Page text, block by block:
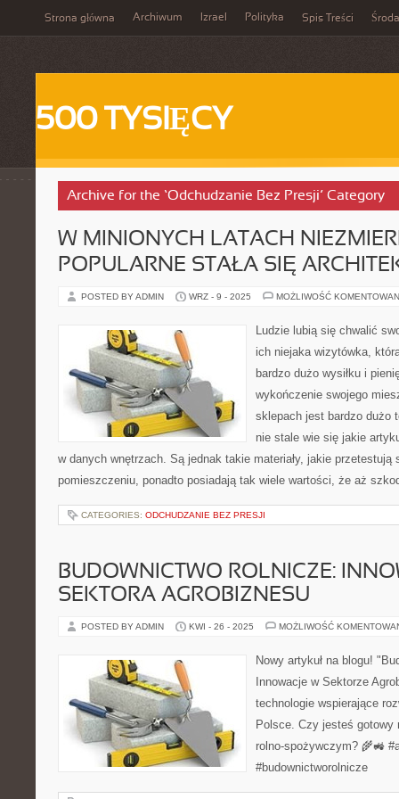
Strona główna Archiwum Izrael Polityka Spis Treści Środa
500 TYSIĘCY
Archive for the ‘Odchudzanie Bez Presji’ Category
W MINIONYCH LATACH
POPULARNE STAŁA SIĘ
POSTED BY ADMIN WRZ - 9 - 2025 MOŻLIWOŚĆ
Ludzie lubią się chwalić
ich niejaka wizytówka,
bardzo dużo wysiłku i
wykończenie swojego
sklepach jest bardzo dużo
nie stale wie się jakie
w danych wnętrzach. Są jednak takie materiały, jakie przetestują
pomieszczeniu, ponadto posiadają tak wiele wartości, że aż
CATEGORIES: ODCHUDZANIE BEZ PRESJI
BUDOWNICTWO ROLNICZE:
SEKTORA AGROBIZNESU
POSTED BY ADMIN KWI - 26 - 2025 MOŻLIWOŚĆ
Nowy artykuł na blogu!
Innowacje w Sektorze
technologie wspierające
Polsce. Czy jesteś gotowy
rolno-spożywczym? 🌾🚜
#budownictworolnicze